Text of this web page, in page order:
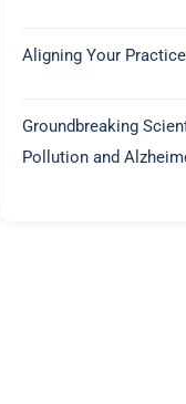
Aligning Your
Groundbreaking
Pollution and